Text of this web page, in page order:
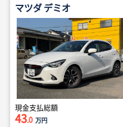
マツダ デミオ
現金支払総額
43.0 万円